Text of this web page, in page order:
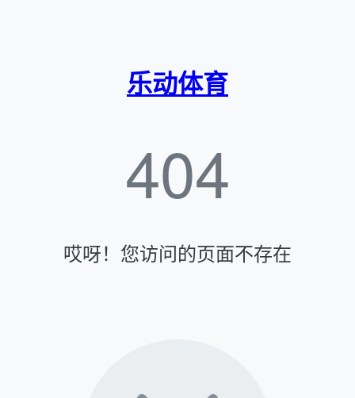
乐动体育
404
哎呀！您访问的页面不存在